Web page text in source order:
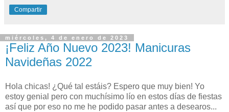
Compartir
miércoles, 4 de enero de 2023
¡Feliz Año Nuevo 2023! Manicuras
Navideñas 2022
Hola chicas! ¿Qué tal estáis? Espero que muy bien! Yo
estoy genial pero con muchísimo lío en estos días de fiestas
así que por eso no me he podido pasar antes a desearos...